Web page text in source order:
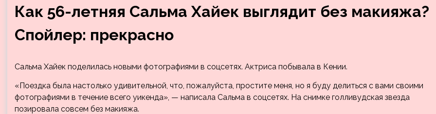
Как 56-летняя Сальма Хайек выглядит без макияжа?
Спойлер: прекрасно
Сальма Хайек поделилась новыми фотографиями в соцсетях. Актриса побывала в Кении.
«Поездка была настолько удивительной, что, пожалуйста, простите меня, но я буду делиться с вами своими
фотографиями в течение всего уикенда», — написала Сальма в соцсетях. На снимке голливудская звезда
позировала совсем без макияжа.